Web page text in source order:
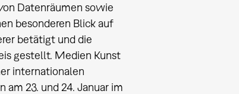
Datenräumen sowie
besonderen Blick auf
betätigt und die
gestellt. Medien Kunst
internationalen
23. und 24. Januar im